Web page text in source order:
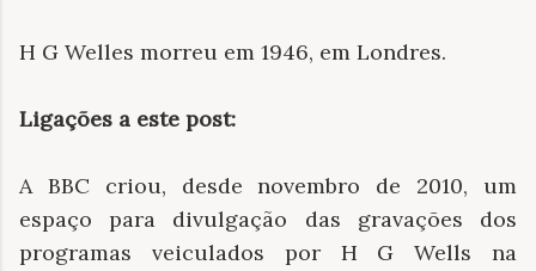
H G Welles morreu em 1946, em Londres.
Ligações a este post:
A BBC criou, desde novembro de 2010, um
espaço para divulgação das gravações dos
programas veiculados por H G Wells na